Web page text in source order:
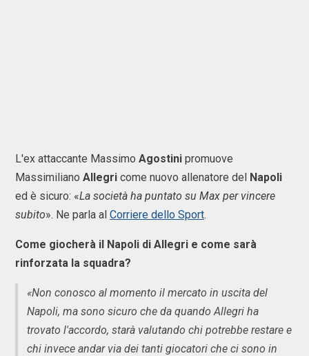
L'ex attaccante Massimo Agostini promuove
Massimiliano Allegri come nuovo allenatore del Napoli
ed è sicuro: «La società ha puntato su Max per vincere
subito». Ne parla al Corriere dello Sport.
Come giocherà il Napoli di Allegri e come sarà
rinforzata la squadra?
«Non conosco al momento il mercato in uscita del
Napoli, ma sono sicuro che da quando Allegri ha
trovato l'accordo, starà valutando chi potrebbe restare e
chi invece andar via dei tanti giocatori che ci sono in